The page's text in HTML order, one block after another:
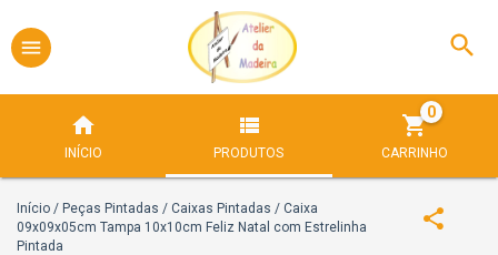
INÍCIO PRODUTOS CARRINHO
0
Início / Peças Pintadas / Caixas Pintadas / Caixa
09x09x05cm Tampa 10x10cm Feliz Natal com Estrelinha
Pintada